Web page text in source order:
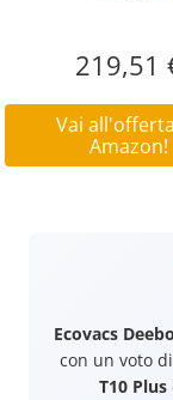
219,51
Vai
Amazon!
Ecovacs
con un voto di
T10 Plus